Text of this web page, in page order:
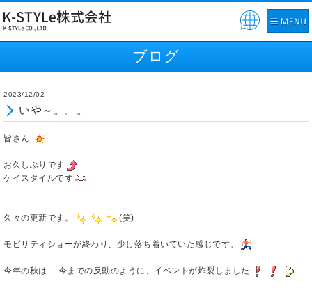
Pow
ブログ
2023/12/02
いや～。。。
皆さん
お久しぶりです
ケイスタイルです
久々の更新です。 (笑)
モビリティショーが終わり、少し落ち着いていた感じです。
今年の秋は….今までの反動のように、イベントが炸裂しました